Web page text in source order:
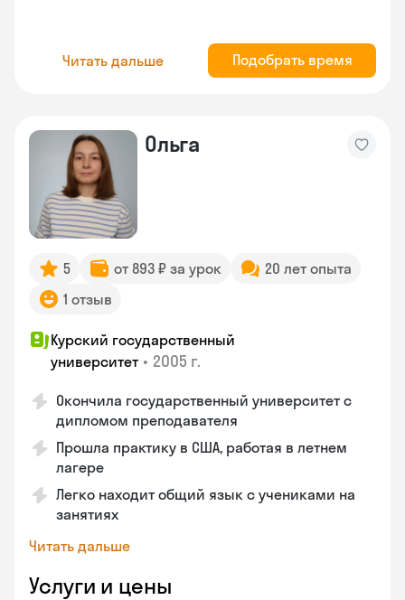
Читать дальше Подобрать время
Ольга
5 от 893 ₽ за урок
20 лет опыта
1 отзыв
Курский государственный
университет • 2005 г.
Окончила государственный университет с
дипломом преподавателя
Прошла практику в США, работая в летнем
лагере
Легко находит общий язык с учениками на
занятиях
Читать дальше
Услуги и цены